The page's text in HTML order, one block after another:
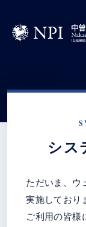
シス
ただいま、ウ
実施しており
ご利用の皆様